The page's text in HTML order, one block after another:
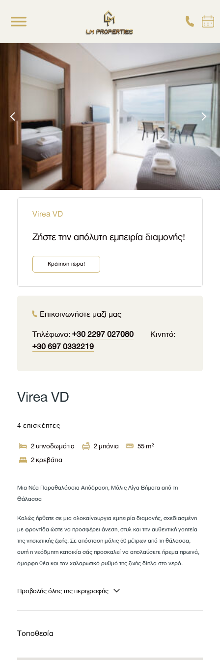
Virea VD
Zήστε την απόλυτη εμπειρία διαμονής!
Kράτηση τώρα!
Επικοινωνήστε μαζί μας
Τηλέφωνο: +30 2297 027080
Κινητό:
+30 697 0332219
Virea VD
4 επισκέπτες
2 υπνοδωμάτια 2 μπάνια 55 m²
2 κρεβάτια
Μια Νέα Παραθαλάσσια Απόδραση, Μόλις Λίγα Βήματα από τη
Θάλασσα
Καλώς ήρθατε σε μια ολοκαίνουργια εμπειρία διαμονής, σχεδιασμένη
με φροντίδα ώστε να προσφέρει άνεση, στυλ και την αυθεντική γοητεία
της νησιωτικής ζωής. Σε απόσταση μόλις 50 μέτρων από τη θάλασσα,
αυτή η νεόδμητη κατοικία σάς προσκαλεί να απολαύσετε ήρεμα πρωινά,
όμορφη θέα και τον χαλαρωτικό ρυθμό της ζωής δίπλα στο νερό.
Προβολής όλης της περιγραφής
Τοποθεσία